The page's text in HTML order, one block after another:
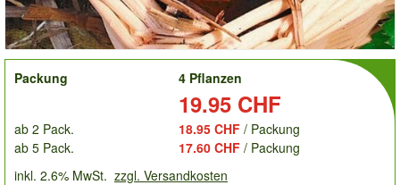
order
Packung
4 Pflanzen
19.95 CHF
ab 2 Pack. 18.95 CHF / Packung
ab 5 Pack.
17.60 CHF / Packung
inkl. 2.6% MwSt. zzgl. Versandkosten